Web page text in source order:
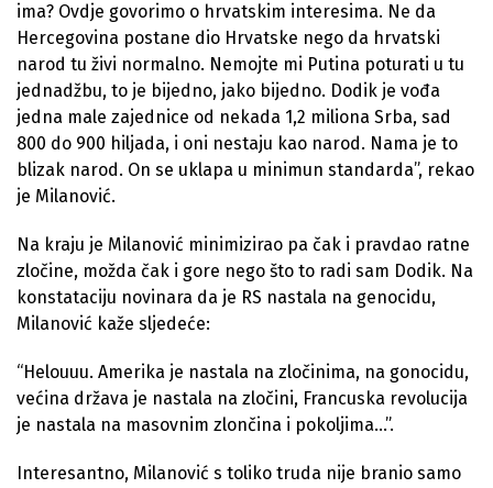
ima? Ovdje govorimo o hrvatskim interesima. Ne da
Hercegovina postane dio Hrvatske nego da hrvatski
narod tu živi normalno. Nemojte mi Putina poturati u tu
jednadžbu, to je bijedno, jako bijedno. Dodik je vođa
jedna male zajednice od nekada 1,2 miliona Srba, sad
800 do 900 hiljada, i oni nestaju kao narod. Nama je to
blizak narod. On se uklapa u minimun standarda”, rekao
je Milanović.
Na kraju je Milanović minimizirao pa čak i pravdao ratne
zločine, možda čak i gore nego što to radi sam Dodik. Na
konstataciju novinara da je RS nastala na genocidu,
Milanović kaže sljedeće:
“Helouuu. Amerika je nastala na zločinima, na gonocidu,
većina država je nastala na zločini, Francuska revolucija
je nastala na masovnim zlončina i pokoljima…”.
Interesantno, Milanović s toliko truda nije branio samo